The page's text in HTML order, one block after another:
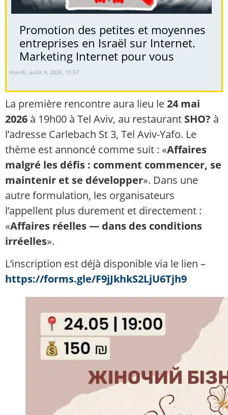
Promotion des petites et moyennes
entreprises en Israël sur Internet.
Marketing Internet pour vous
mardi, août 4, 2026, 11:57
La première rencontre aura lieu le24 mai
2026 à 19h00 à Tel Aviv, au restaurant SHO? à
l’adresse Carlebach St 3, Tel Aviv-Yafo. Le
thème est annoncé comme suit : «Affaires
malgré les défis : comment commencer, se
maintenir et se développer». Dans une
autre formulation, les organisateurs
l’appellent plus durement et directement :
«Affaires réelles — dans des conditions
irréelles».
L’inscription est déjà disponible via le lien –
https://forms.gle/F9jJkhkS2LjU6Tjh9